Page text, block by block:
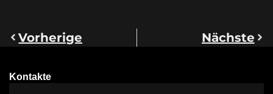
Vorherige Nächste
Kontakte